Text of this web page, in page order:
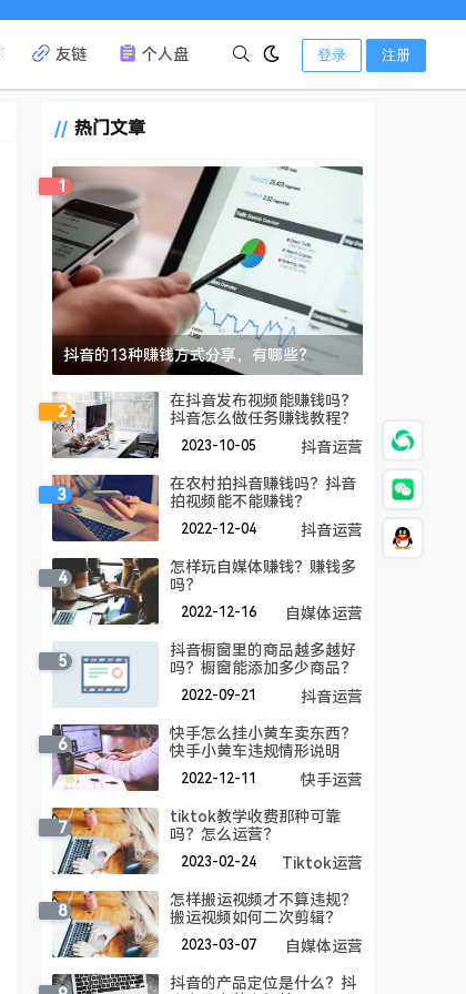
友链 个人盘 登录 注册
热门文章
1
抖音的13种赚钱方式分享，有哪些？
2
在抖音发布视频能赚钱吗？
抖音怎么做任务赚钱教程？
2023-10-05 抖音运营
3
在农村拍抖音赚钱吗？抖音
拍视频能不能赚钱？
2022-12-04 抖音运营
4
怎样玩自媒体赚钱？赚钱多
吗？
2022-12-16 自媒体运营
5
抖音橱窗里的商品越多越好
吗？橱窗能添加多少商品？
2022-09-21 抖音运营
6
快手怎么挂小黄车卖东西？
快手小黄车违规情形说明
2022-12-11 快手运营
7
tiktok教学收费那种可靠
吗？怎么运营？
2023-02-24 Tiktok运营
8
怎样搬运视频才不算违规？
搬运视频如何二次剪辑？
2023-03-07 自媒体运营
抖音的产品定位是什么？抖